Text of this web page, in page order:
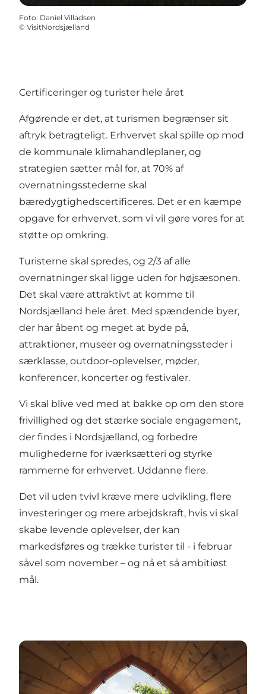
Foto: Daniel Villadsen
© VisitNordsjælland
Certificeringer og turister hele året
Afgørende er det, at turismen begrænser sit
aftryk betragteligt. Erhvervet skal spille op mod
de kommunale klimahandleplaner, og
strategien sætter mål for, at 70% af
overnatningsstederne skal
bæredygtighedscertificeres. Det er en kæmpe
opgave for erhvervet, som vi vil gøre vores for at
støtte op omkring.
Turisterne skal spredes, og 2/3 af alle
overnatninger skal ligge uden for højsæsonen.
Det skal være attraktivt at komme til
Nordsjælland hele året. Med spændende byer,
der har åbent og meget at byde på,
attraktioner, museer og overnatningssteder i
særklasse, outdoor-oplevelser, møder,
konferencer, koncerter og festivaler.
Vi skal blive ved med at bakke op om den store
frivillighed og det stærke sociale engagement,
der findes i Nordsjælland, og forbedre
mulighederne for iværksætteri og styrke
rammerne for erhvervet. Uddanne flere.
Det vil uden tvivl kræve mere udvikling, flere
investeringer og mere arbejdskraft, hvis vi skal
skabe levende oplevelser, der kan
markedsføres og trække turister til - i februar
såvel som november – og nå et så ambitiøst
mål.